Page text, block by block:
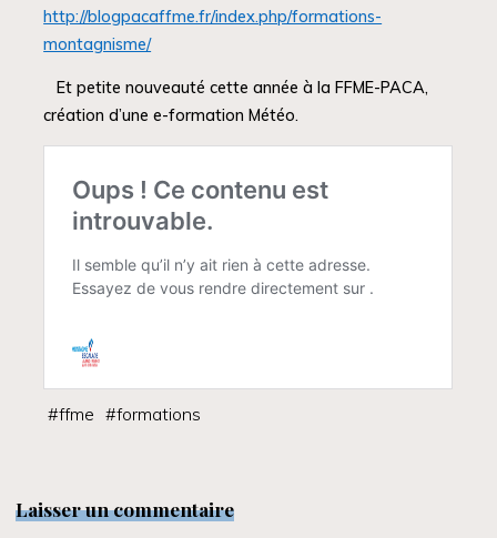
http://blogpacaffme.fr/index.php/formations-
montagnisme/
Et petite nouveauté cette année à la FFME-PACA,
création d’une e-formation Météo.
#ffme #formations
Laisser un commentaire